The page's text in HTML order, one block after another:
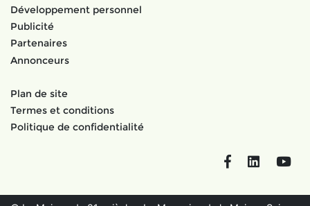
Développement personnel
Publicité
Partenaires
Annonceurs
Plan de site
Termes et conditions
Politique de confidentialité
FacebookLinkedIn